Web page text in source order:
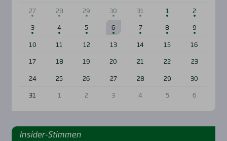
27
28 29 30 31 1
2
3
4 5 6 7 8
9
10
11 12 13 14 15
16
17
18 19 20 21 22
23
24
25 26 27 28 29
30
31
1 2 3 4 5 6
Insi­der-Stim­men